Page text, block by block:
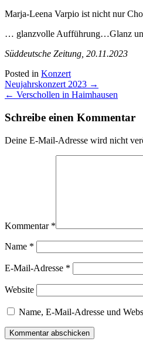
Marja-Leena Varpio ist nicht nur
… glanzvolle Aufführung…Glanz
Süddeutsche Zeitung, 20.11.2023
Posted in Konzert
Post
navigation
Neujahrskonzert 2023 →
← Verschollen in Haimhausen
Schreibe einen Kommentar
Deine E-Mail-Adresse wird nicht
Kommentar *
Name *
E-Mail-Adresse *
Website
Name, E-Mail-Adresse und